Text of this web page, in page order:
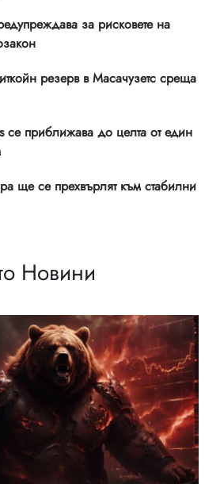
за рисковете на
резерв в Масачузетс среща
се приближава до целта от един
ще се прехвърлят към стабилни
Новини